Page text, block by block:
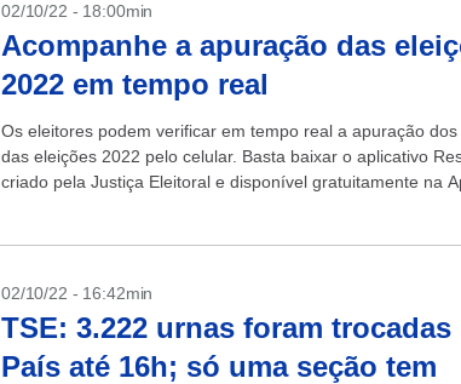
02/10/22 - 18:00min
Acompanhe a apuração das
2022 em tempo real
Os eleitores podem verificar em tempo real a apuração
das eleições 2022 pelo celular. Basta baixar o aplicativo
criado pela Justiça Eleitoral e disponível gratuitamente na
02/10/22 - 16:42min
TSE: 3.222 urnas foram trocadas
País até 16h; só uma seção tem